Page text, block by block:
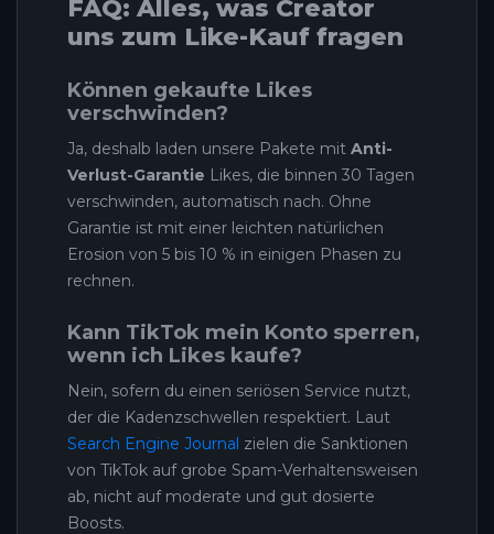
FAQ: Alles, was Creator
uns zum Like-Kauf fragen
Können gekaufte Likes
verschwinden?
Ja, deshalb laden unsere Pakete mit Anti-
Verlust-Garantie Likes, die binnen 30 Tagen
verschwinden, automatisch nach. Ohne
Garantie ist mit einer leichten natürlichen
Erosion von 5 bis 10 % in einigen Phasen zu
rechnen.
Kann TikTok mein Konto sperren,
wenn ich Likes kaufe?
Nein, sofern du einen seriösen Service nutzt,
der die Kadenzschwellen respektiert. Laut
Search Engine Journal zielen die Sanktionen
von TikTok auf grobe Spam-Verhaltensweisen
ab, nicht auf moderate und gut dosierte
Boosts.